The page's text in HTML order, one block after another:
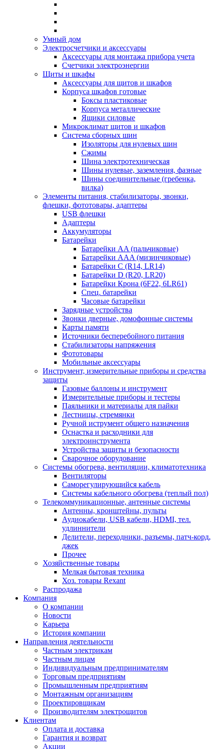
Умный дом
Электросчетчики и аксессуары
Аксессуары для монтажа прибора учета
Счетчики электроэнергии
Щиты и шкафы
Аксессуары для щитов и шкафов
Корпуса шкафов готовые
Боксы пластиковые
Корпуса металлические
Ящики силовые
Микроклимат щитов и шкафов
Система сборных шин
Изоляторы для нулевых шин
Сжимы
Шина электротехническая
Шины нулевые, заземления, фазные
Шины соединительные (гребенка,
вилка)
Элементы питания, стабилизаторы, звонки,
флешки, фототовары, адаптеры
USB флешки
Адаптеры
Аккумуляторы
Батарейки
Батарейки AA (пальчиковые)
Батарейки AAA (мизинчиковые)
Батарейки C (R14, LR14)
Батарейки D (R20, LR20)
Батарейки Крона (6F22, 6LR61)
Спец. батарейки
Часовые батарейки
Зарядные устройства
Звонки дверные, домофонные системы
Карты памяти
Источники бесперебойного питания
Стабилизаторы напряжения
Фототовары
Мобильные аксессуары
Инструмент, измерительные приборы и средства
защиты
Газовые баллоны и инструмент
Измерительные приборы и тестеры
Паяльники и материалы для пайки
Лестницы, стремянки
Ручной иструмент общего назначения
Оснастка и расходники для
электроинструмента
Устройства защиты и безопасности
Сварочное оборудование
Системы обогрева, вентиляции, климатотехника
Вентиляторы
Саморегулирующийся кабель
Системы кабельного обогрева (теплый пол)
Телекоммуникационные, антенные системы
Антенны, кронштейны, пульты
Аудиокабели, USB кабели, HDMI, тел.
удлиннители
Делители, переходники, разъемы, патч-корд,
джек
Прочее
Хозяйственные товары
Мелкая бытовая техника
Хоз. товары Rexant
Распродажа
Компания
О компании
Новости
Карьера
История компании
Направления деятельности
Частным электрикам
Частным лицам
Индивидуальным предпринимателям
Торговым предприятиям
Промышленным предприятиям
Монтажным организациям
Проектировщикам
Производителям электрощитов
Клиентам
Оплата и доставка
Гарантия и возврат
Акции